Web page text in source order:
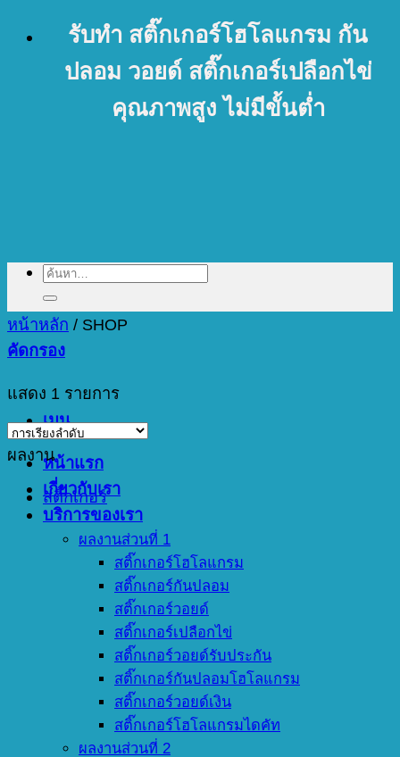
รับทำ สติ๊กเกอร์โฮโลแกรม กัน
ปลอม วอยด์ สติ๊กเกอร์เปลือกไข่
คุณภาพสูง ไม่มีขั้นต่ำ
เมนู
หน้าแรก
เกี่ยวกับเรา
บริการของเรา
ผลงานส่วนที่ 1
สติ๊กเกอร์โฮโลแกรม
สติ๊กเกอร์กันปลอม
สติ๊กเกอร์วอยด์
สติ๊กเกอร์เปลือกไข่
สติ๊กเกอร์วอยด์รับประกัน
สติ๊กเกอร์กันปลอมโฮโลแกรม
สติ๊กเกอร์วอยด์เงิน
สติ๊กเกอร์โฮโลแกรมไดคัท
ผลงานส่วนที่ 2
ค้นหา:
หน้าหลัก / SHOP
คัดกรอง
แสดง 1 รายการ
ผลงาน
สติ๊กเกอร์